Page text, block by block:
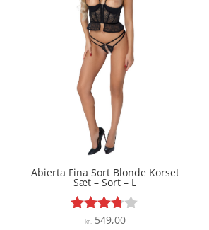
Abierta Fina Sort Blonde Korset
Sæt – Sort – L
Vurderet
kr.549,00